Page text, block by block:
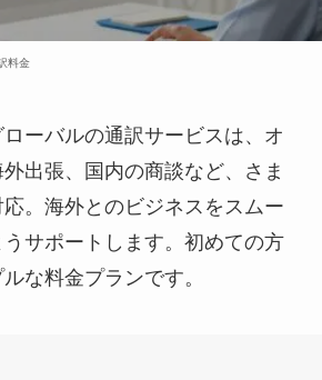
料金
ーバルの通訳サービスは、オ
出張、国内の商談など、さま
。海外とのビジネスをスムー
サポートします。初めての方
な料金プランです。